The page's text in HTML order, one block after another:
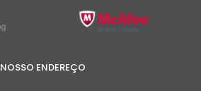
NOSSO ENDEREÇO